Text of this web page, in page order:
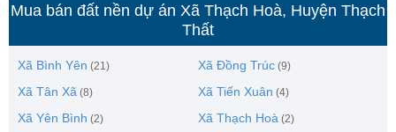
Mua bán đất nền dự án Xã Thạch Hoà, Huyện Thạch
Thất
Xã Bình Yên (21) Xã Đồng Trúc (9)
Xã Tân Xã (8) Xã Tiến Xuân (4)
Xã Yên Bình (2) Xã Thạch Hoà (2)